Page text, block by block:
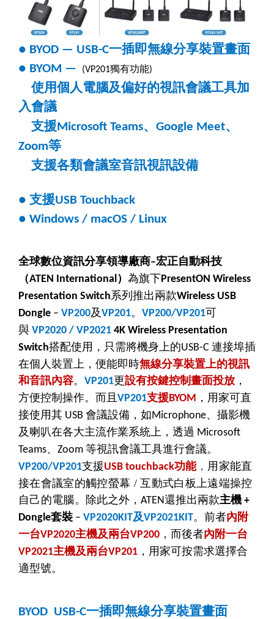
● BYOD — USB-C一插即無線分享裝置畫面
● BYOM — (VP201獨有功能)
使用個人電腦及偏好的視訊會議工具加
入會議
支援Microsoft Teams、Google Meet、
Zoom等
支援各類會議室音訊視訊設備
● 支援USB Touchback
● Windows / macOS / Linux
全球數位資訊分享領導廠商–宏正自動科技
（ATEN International ） 為旗下PresentON Wireless
Presentation Switch系列推出兩款Wireless USB
Dongle – VP200及VP201。 VP200/VP201可
與 VP2020 / VP2021 4K Wireless Presentation
Switch搭配使用 ， 只需將機身上的USB-C 連接埠插
在個人裝置上，便能即時無線分享裝置上的視訊
和音訊內容。 VP201更設有按鍵控制畫面投放 ，
方便控制操作。而且 VP201支援BYOM ，用家可直
接使用其 USB 會議設備，如Microphone、攝影機
及喇叭在各大主流作業系統上，透過 Microsoft
Teams、 Zoom 等視訊會議工具進行會議。
VP200/VP201支援USB touchback功能 ， 用家能直
接在會議室的觸控螢幕 /互動式白板上遠端操控
自己的電腦。 除此之外，ATEN還推出兩款主機 +
Dongle套裝 – VP2020KIT及VP2021KIT。前者內附
一台VP2020主機及兩台VP200 ，而後者內附一台
VP2021主機及兩台VP201 ，用家可按需求選擇合
適型號。
BYOD USB-C一插即無線分享裝置畫面